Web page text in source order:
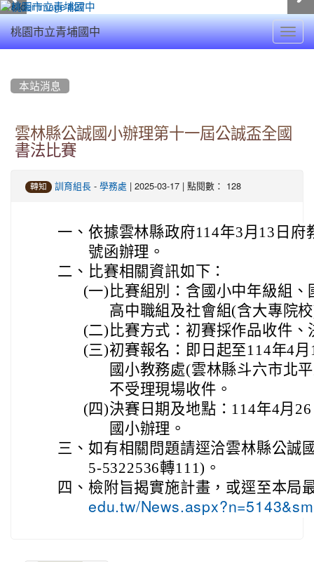
桃園市立青埔國中
本站消息
雲林縣公誠國小辦理第十一屆公誠盃全國
書法比賽
轉知 訓育組長 - 學務處 | 2025-03-17 | 點閱數： 128
一、 依據雲林縣政府114年3月13日府
號函辦理。
二、 比賽相關資訊如下：
(一)比賽組別：含國小中年級組
高中職組及社會組(含大專院
(二)比賽方式：初賽採作品收件
(三)初賽報名：即日起至114年4
國小教務處(雲林縣斗六市北
不受理現場收件。
(四)決賽日期及地點：114年4月
國小辦理。
三、 如有相關問題請逕洽雲林縣公誠
5-5322536轉111)。
四、 檢附旨揭實施計畫，或逕至本局
edu.tw/